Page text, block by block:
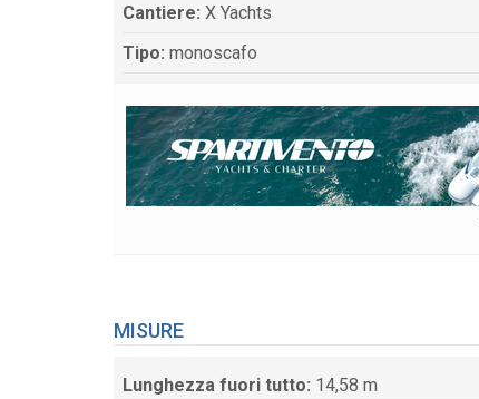
Cantiere: X Yachts
Tipo: monoscafo
MISURE
Lunghezza fuori tutto: 14,58 m